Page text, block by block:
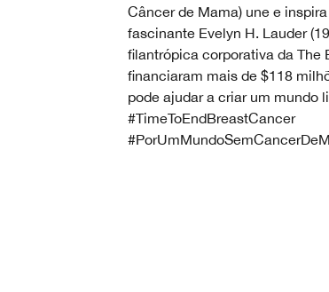
Câncer de Mama) une e
fascinante Evelyn H. Lauder
filantrópica corporativa da The
financiaram mais de $118
pode ajudar a criar um mundo
#TimeToEndBreastCancer